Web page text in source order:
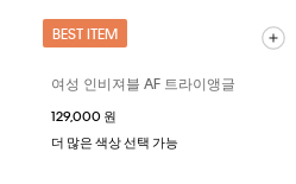
BEST ITEM
여성 인비져블 AF 트라이앵글
129,000 원
더 많은 색상 선택 가능